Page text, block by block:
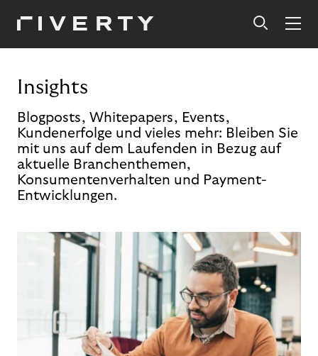
Insights
Blogposts, Whitepapers, Events,
Kundenerfolge und vieles mehr: Bleiben Sie
mit uns auf dem Laufenden in Bezug auf
aktuelle Branchenthemen,
Konsumentenverhalten und Payment-
Entwicklungen.